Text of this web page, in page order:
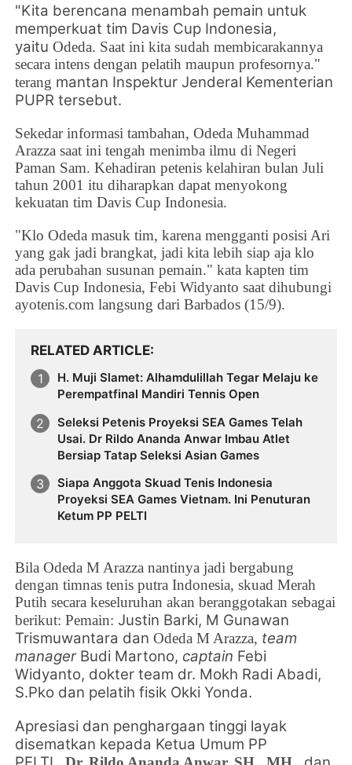
"Kita berencana menambah pemain untuk
memperkuat tim Davis Cup Indonesia,
yaituOdeda. Saat ini kita sudah membicarakannya
secara intens dengan pelatih maupun profesornya."
terang mantan Inspektur Jenderal Kementerian
PUPR tersebut.
Sekedar informasi tambahan, Odeda Muhammad
Arazza saat ini tengah menimba ilmu di Negeri
Paman Sam. Kehadiran petenis kelahiran bulan Juli
tahun 2001 itu diharapkan dapat menyokong
kekuatan tim Davis Cup Indonesia.
"Klo Odeda masuk tim, karena mengganti posisi Ari
yang gak jadi brangkat, jadi kita lebih siap aja klo
ada perubahan susunan pemain." kata kapten tim
Davis Cup Indonesia, Febi Widyanto saat dihubungi
ayotenis.com langsung dari Barbados (15/9).
RELATED ARTICLE
H. Muji Slamet: Alhamdulillah Tegar Melaju ke
Perempatfinal Mandiri Tennis Open
Seleksi Petenis Proyeksi SEA Games Telah
Usai. Dr Rildo Ananda Anwar Imbau Atlet
Bersiap Tatap Seleksi Asian Games
Siapa Anggota Skuad Tenis Indonesia
Proyeksi SEA Games Vietnam. Ini Penuturan
Ketum PP PELTI
BilaOdeda M Arazza nantinya jadi bergabung
dengan timnas tenis putra Indonesia, skuad Merah
Putih secara keseluruhan akan beranggotakan sebagai
berikut: Pemain: Justin Barki, M Gunawan
Trismuwantara danOdeda M Arazza, team
managerBudi Martono, captain Febi
Widyanto, dokter team dr. Mokh Radi Abadi,
S.Pko dan pelatih fisik Okki Yonda.
Apresiasi dan penghargaan tinggi layak
disematkan kepada Ketua Umum PP